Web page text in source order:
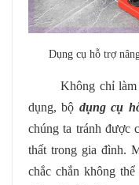
Dụng cụ hỗ trợ
Không chỉ làm
dụng, bộ dụng cụ
chúng ta tránh được
thất trong gia đình.
chắc chắn không